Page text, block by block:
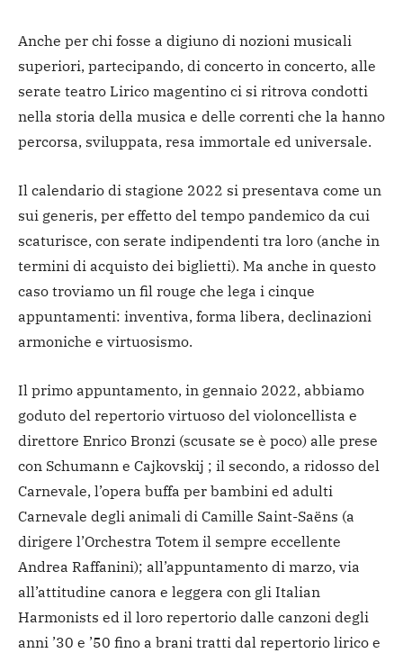
Anche per chi fosse a digiuno di nozioni musicali
superiori, partecipando, di concerto in concerto, alle
serate teatro Lirico magentino ci si ritrova condotti
nella storia della musica e delle correnti che la hanno
percorsa, sviluppata, resa immortale ed universale.
Il calendario di stagione 2022 si presentava come un
sui generis, per effetto del tempo pandemico da cui
scaturisce, con serate indipendenti tra loro (anche in
termini di acquisto dei biglietti). Ma anche in questo
caso troviamo un fil rouge che lega i cinque
appuntamenti: inventiva, forma libera, declinazioni
armoniche e virtuosismo.
Il primo appuntamento, in gennaio 2022, abbiamo
goduto del repertorio virtuoso del violoncellista e
direttore Enrico Bronzi (scusate se è poco) alle prese
con Schumann e Cajkovskij ; il secondo, a ridosso del
Carnevale, l’opera buffa per bambini ed adulti
Carnevale degli animali di Camille Saint-Saëns (a
dirigere l’Orchestra Totem il sempre eccellente
Andrea Raffanini); all’appuntamento di marzo, via
all’attitudine canora e leggera con gli Italian
Harmonists ed il loro repertorio dalle canzoni degli
anni ’30 e ’50 fino a brani tratti dal repertorio lirico e